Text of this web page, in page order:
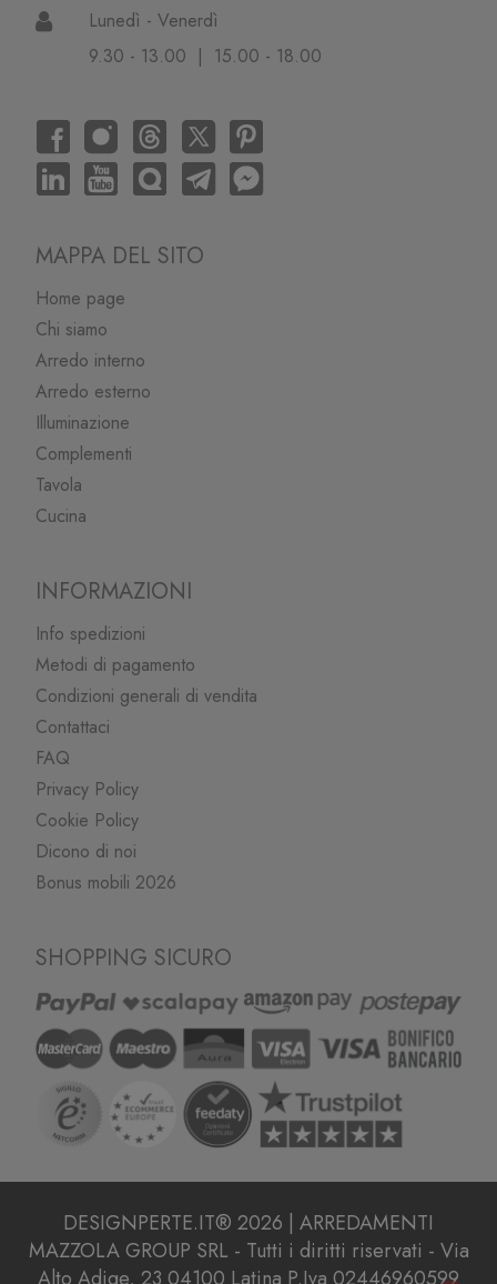
Lunedì - Venerdì
9.30 - 13.00 | 15.00 - 18.00
MAPPA DEL SITO
Home page
Chi siamo
Arredo interno
Arredo esterno
Illuminazione
Complementi
Tavola
Cucina
INFORMAZIONI
Info spedizioni
Metodi di pagamento
Condizioni generali di vendita
Contattaci
FAQ
Privacy Policy
Cookie Policy
Dicono di noi
Bonus mobili 2026
SHOPPING SICURO
DESIGNPERTE.IT® 2026 | ARREDAMENTI
MAZZOLA GROUP SRL - Tutti i diritti riservati - Via